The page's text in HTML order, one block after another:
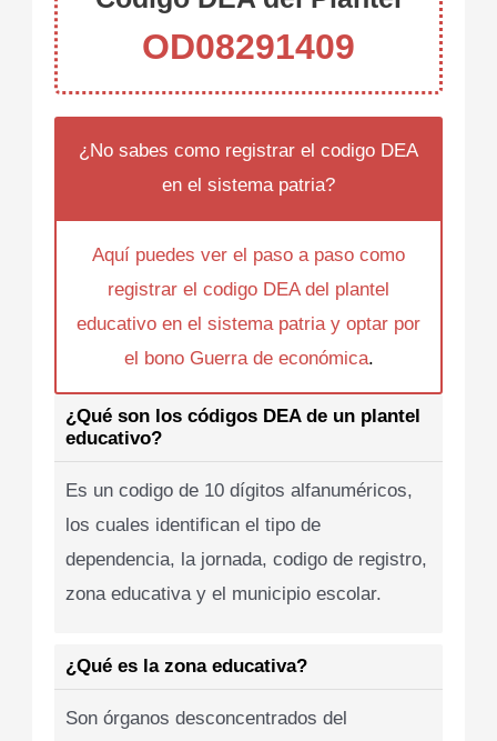
OD08291409
¿No sabes como registrar el codigo DEA
en el sistema patria?
Aquí puedes ver el paso a paso como
registrar el codigo DEA del plantel
educativo en el sistema patria y optar por
el bono Guerra de económica.
¿Qué son los códigos DEA de un plantel
educativo?
Es un codigo de 10 dígitos alfanuméricos,
los cuales identifican el tipo de
dependencia, la jornada, codigo de registro,
zona educativa y el municipio escolar.
¿Qué es la zona educativa?
Son órganos desconcentrados del